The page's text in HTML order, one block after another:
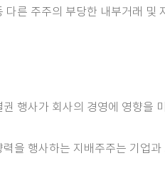
다른 주주의 부당한 내부거래 및
행사가 회사의 경영에 영향을
을 행사하는 지배주주는 기업